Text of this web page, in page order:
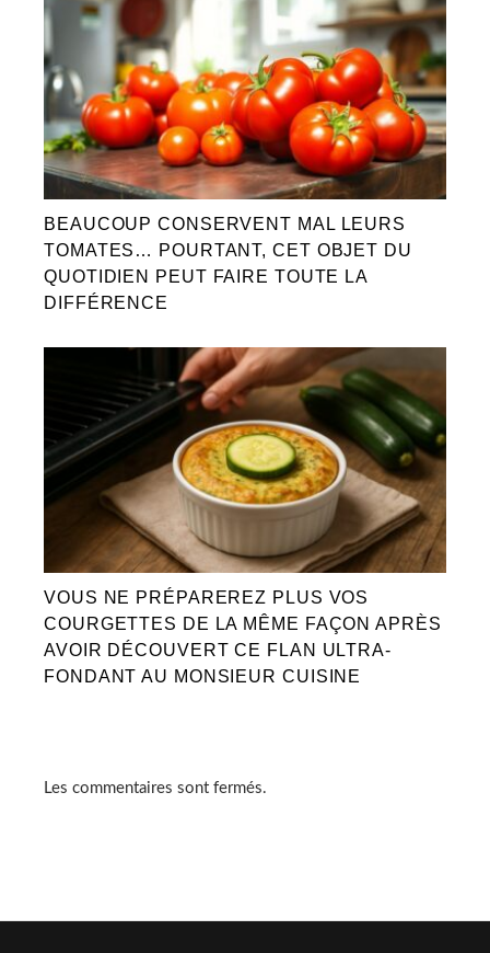
BEAUCOUP CONSERVENT MAL LEURS
TOMATES… POURTANT, CET OBJET DU
QUOTIDIEN PEUT FAIRE TOUTE LA
DIFFÉRENCE
VOUS NE PRÉPAREREZ PLUS VOS
COURGETTES DE LA MÊME FAÇON APRÈS
AVOIR DÉCOUVERT CE FLAN ULTRA-
FONDANT AU MONSIEUR CUISINE
Les commentaires sont fermés.